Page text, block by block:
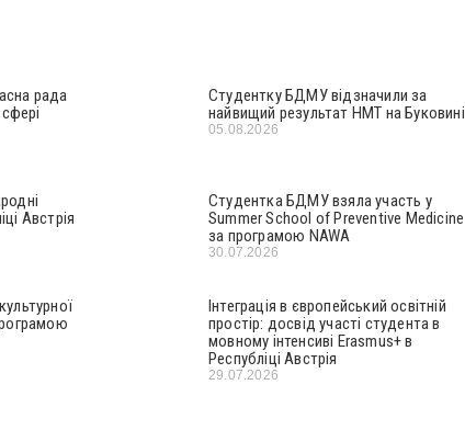
рада
Студентку БДМУ відзначили за
найвищий результат НМТ на Буковині
05.08.2026
Австрія
Студентка БДМУ взяла участь у
Summer School of Preventive Medicine
за програмою NAWA
30.07.2026
Інтеграція в європейський освітній
простір: досвід участі студента в
мовному інтенсиві Erasmus+ в
Республіці Австрія
29.07.2026